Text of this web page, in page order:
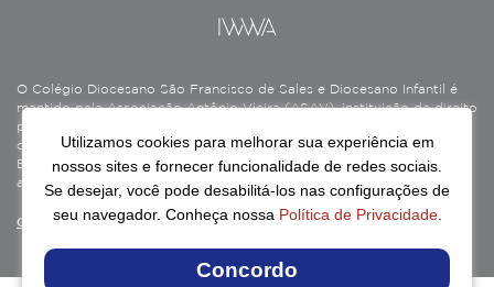
O Colégio Diocesano São Francisco de Sales e Diocesano Infantil é
mantido pela Associação Antônio Vieira (ASAV), instituição de direito
privado sem fins lucrativos, filantrópica, de natureza educativa,
cultural, assistencial e beneficente, certificada como Entidade
Beneficente de Assistência Social (CEBAS), nas áreas de educação e
assistência social.
Continue lendo
Utilizamos cookies para melhorar sua experiência em
nossos sites e fornecer funcionalidade de redes sociais.
Se desejar, você pode desabilitá-los nas configurações de
seu navegador. Conheça nossa Política de Privacidade.
Concordo